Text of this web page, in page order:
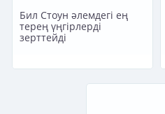
Бил Стоун әлемдегі ең
терең үңгірлерді
зерттейді